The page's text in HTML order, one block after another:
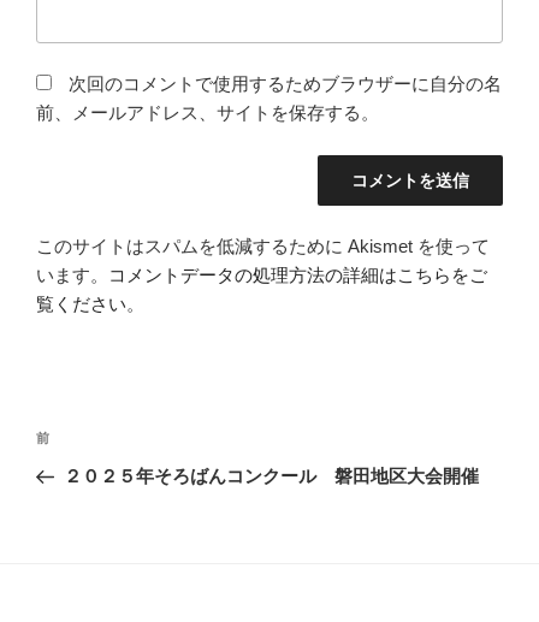
次回のコメントで使用するためブラウザーに自分の名
前、メールアドレス、サイトを保存する。
このサイトはスパムを低減するために Akismet を使って
います。
コメントデータの処理方法の詳細はこちらをご
覧ください。
投
ナ
過
去
前
２０２５年そろばんコンクール 磐田地区大会開催